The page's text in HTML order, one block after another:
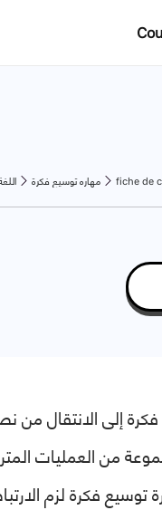
مهاره توسيع فكرة fiche de
إلى الانتقال
من العمليات
توسيع فكرة لزم